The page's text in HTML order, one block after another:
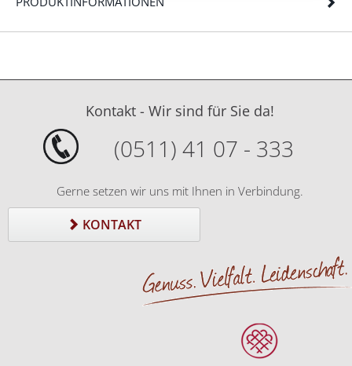
Kontakt - Wir sind für Sie da!
(0511) 41 07 - 333
Gerne setzen wir uns mit Ihnen in Verbindung.
KONTAKT